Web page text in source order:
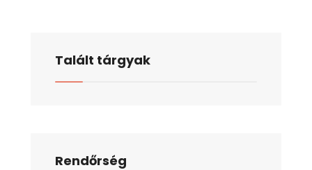
Talált tárgyak
Rendőrség